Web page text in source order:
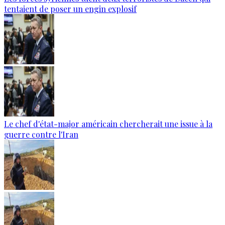
tentaient de poser un engin explosif
Le chef d'état-major américain chercherait une issue à la
guerre contre l'Iran